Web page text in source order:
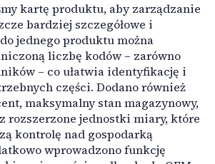
kartę produktu, aby zarządzanie
bardziej szczegółowe i
jednego produktu można
liczbę kodów – zarówno
– co ułatwia identyfikację i
części. Dodano również
maksymalny stan magazynowy,
rozszerzone jednostki miary, które
kontrolę nad gospodarką
wprowadzono funkcję